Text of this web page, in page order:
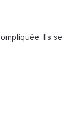
Ils se